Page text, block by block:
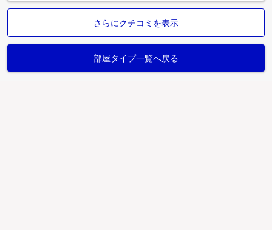
さらにクチコミを表示
部屋タイプ一覧へ戻る